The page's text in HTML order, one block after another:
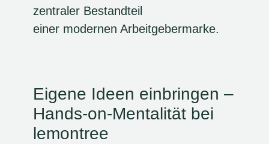
zentraler Bestandteil
einer modernen Arbeitgebermarke.
Eigene Ideen einbringen –
Hands-on-Mentalität bei
lemontree